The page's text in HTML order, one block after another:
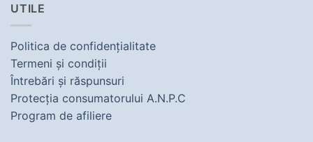
UTILE
Politica de confidenţialitate
Termeni şi condiţii
Întrebări şi răspunsuri
Protecţia consumatorului A.N.P.C
Program de afiliere